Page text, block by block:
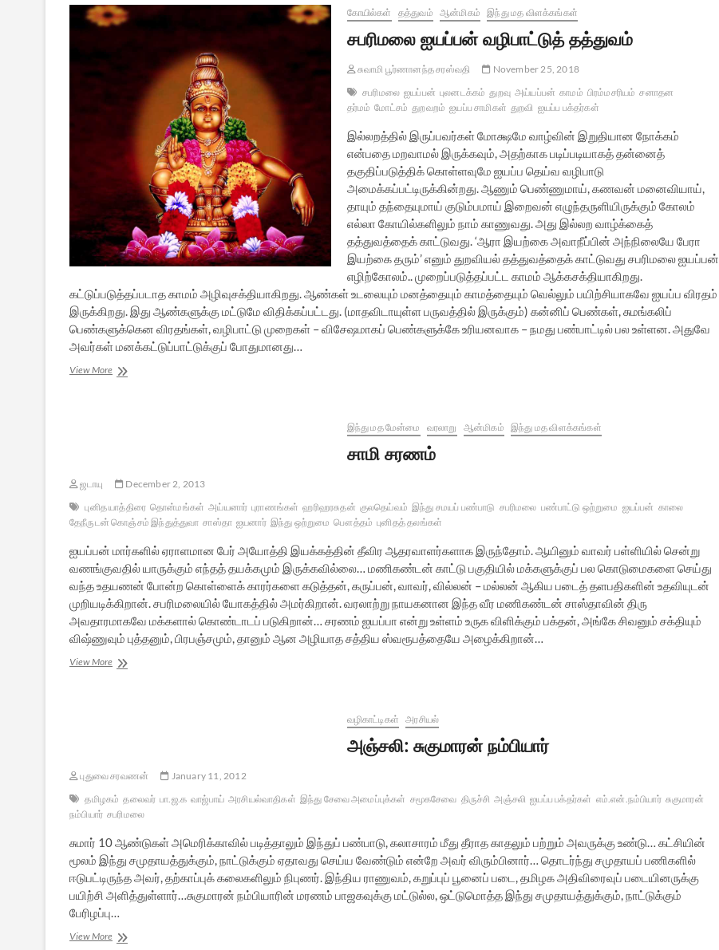
கோயில்கள் தத்துவம் ஆன்மிகம் இந்து மத விளக்கங்கள்
சபரிமலை ஐயப்பன் வழிபாட்டுத் தத்துவம்
சுவாமி பூர்ணானந்த சரஸ்வதி
November 25, 2018
சபரிமலை ஐயப்பன் புலனடக்கம் துறவு அய்யப்பன் காமம் பிரம்மசரியம் சனாதன
தர்மம் மோட்சம் துறவறம் ஐயப்ப சாமிகள் துறவி ஐயப்ப பக்தர்கள்
இல்லறத்தில் இருப்பவர்கள் மோக்ஷமே வாழ்வின் இறுதியான நோக்கம்
என்பதை மறவாமல் இருக்கவும், அதற்காக படிப்படியாகத் தன்னைத்
தகுதிப்படுத்திக் கொள்ளவுமே ஐயப்ப தெய்வ வழிபாடு
அமைக்கப்பட்டிருக்கின்றது. ஆணும் பெண்ணுமாய், கணவன் மனைவியாய்,
தாயும் தந்தையுமாய் குடும்பமாய் இறைவன் எழுந்தருளியிருக்கும் கோலம்
எல்லா கோயில்களிலும் நாம் காணுவது. அது இல்லற வாழ்க்கைத்
தத்துவத்தைக் காட்டுவது. ‘ஆரா இயற்கை அவாநீப்பின் அந்நிலையே பேரா
இயற்கை தரும்’ எனும் துறவியல் தத்துவத்தைக் காட்டுவது சபரிமலை ஐயப்பன்
எழிற்கோலம்.. முறைப்படுத்தப்பட்ட காமம் ஆக்கசக்தியாகிறது.
கட்டுப்படுத்தப்படாத காமம் அழிவுசக்தியாகிறது. ஆண்கள் உடலையும் மனத்தையும் காமத்தையும் வெல்லும் பயிற்சியாகவே ஐயப்ப விரதம்
இருக்கிறது. இது ஆண்களுக்கு மட்டுமே விதிக்கப்பட்டது. (மாதவிடாயுள்ள பருவத்தில் இருக்கும்) கன்னிப் பெண்கள், சுமங்கலிப்
பெண்களுக்கென விரதங்கள், வழிபாட்டு முறைகள் – விசேஷமாகப் பெண்களுக்கே உரியனவாக – நமது பண்பாட்டில் பல உள்ளன. அதுவே
அவர்கள் மனக்கட்டுப்பாட்டுக்குப் போதுமானது…
View Moreசபரிமலை
இந்து மத மேன்மை
வரலாறு ஆன்மிகம் இந்து மத விளக்கங்கள்
சாமி சரணம்
ஜடாயு
December 2, 2013
புனித யாத்திரை தொன்மங்கள் அய்யனார் புராணங்கள் ஹரிஹரசுதன் குலதெய்வம் இந்து சமயப் பண்பாடு சபரிமலை பண்பாட்டு ஒற்றுமை ஐயப்பன் காலை
தேநீருடன் கொஞ்சம் இந்துத்துவா சாஸ்தா ஐயனார் இந்து ஒற்றுமை பௌத்தம் புனிதத் தலங்கள்
ஐயப்பன் மார்களில் ஏராளமான பேர் அயோத்தி இயக்கத்தின் தீவிர ஆதரவாளர்களாக இருந்தோம். ஆயினும் வாவர் பள்ளியில் சென்று
வணங்குவதில் யாருக்கும் எந்தத் தயக்கமும் இருக்கவில்லை… மணிகண்டன் காட்டு பகுதியில் மக்களுக்குப் பல கொடுமைகளை செய்து
வந்த உதயணன் போன்ற கொள்ளைக் காரர்களை கடுத்தன், கருப்பன், வாவர், வில்லன் – மல்லன் ஆகிய படைத் தளபதிகளின் உதவியுடன்
முறியடிக்கிறான். சபரிமலையில் யோகத்தில் அமர்கிறான். வரலாற்று நாயகனான இந்த வீர மணிகண்டன் சாஸ்தாவின் திரு
அவதாரமாகவே மக்களால் கொண்டாடப் படுகிறான்… சரணம் ஐயப்பா என்று உள்ளம் உருக விளிக்கும் பக்தன், அங்கே சிவனும் சக்தியும்
விஷ்ணுவும் புத்தனும், பிரபஞ்சமும், தானும் ஆன அழியாத சத்திய ஸ்வரூபத்தையே அழைக்கிறான்…
View Moreசாமி
வழிகாட்டிகள் அரசியல்
அஞ்சலி: சுகுமாரன் நம்பியார்
புதுவை சரவணன்
January 11, 2012
தமிழகம் தலைவர் பா.ஜ.க வாஜ்பாய் அரசியல்வாதிகள் இந்து சேவை அமைப்புக்கள் சமூகசேவை திருச்சி அஞ்சலி ஐயப்ப பக்தர்கள் எம்.என்.நம்பியார் சுகுமாரன்
நம்பியார் சபரிமலை
சுமார் 10 ஆண்டுகள் அமெரிக்காவில் படித்தாலும் இந்துப் பண்பாடு, கலாசாரம் மீது தீராத காதலும் பற்றும் அவருக்கு உண்டு… கட்சியின்
மூலம் இந்து சமுதாயத்துக்கும், நாட்டுக்கும் ஏதாவது செய்ய வேண்டும் என்றே அவர் விரும்பினார்… தொடர்ந்து சமுதாயப் பணிகளில்
ஈடுபட்டிருந்த அவர், தற்காப்புக் கலைகளிலும் நிபுணர். இந்திய ராணுவம், கறுப்புப் பூனைப் படை, தமிழக அதிவிரைவுப் படையினருக்கு
பயிற்சி அளித்துள்ளார்…சுகுமாரன் நம்பியாரின் மரணம் பாஜகவுக்கு மட்டுல்ல, ஒட்டுமொத்த இந்து சமுதாயத்துக்கும், நாட்டுக்கும்
பேரிழப்பு…
View Moreஅஞ்சலி: